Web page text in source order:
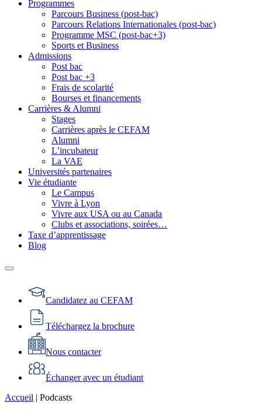
Programmes
Parcours Business (post-bac)
Parcours Relations Internationales (post-bac)
Programme MSC (post-bac+3)
Sports et Business
Admissions
Post bac
Post bac +3
Frais de scolarité
Bourses et financements
Carrières & Alumni
Stages
Carrières après le CEFAM
Alumni
L’incubateur
La VAE
Universités partenaires
Vie étudiante
Le Campus
Vivre à Lyon
Vivre aux USA ou au Canada
Clubs et associations, soirées…
Taxe d’apprentissage
Blog
Candidatez au CEFAM
Téléchargez la brochure
Nous contacter
Échanger avec un étudiant
Accueil | Podcasts